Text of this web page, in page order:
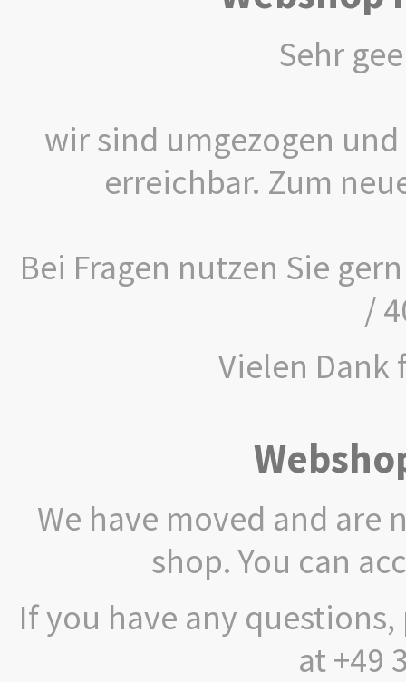
Sehr
wir sind umgezogen
erreichbar. Zum
Bei Fragen nutzen Sie
/
Vielen Dank
We have moved and
shop. You can
If you have any
at +49